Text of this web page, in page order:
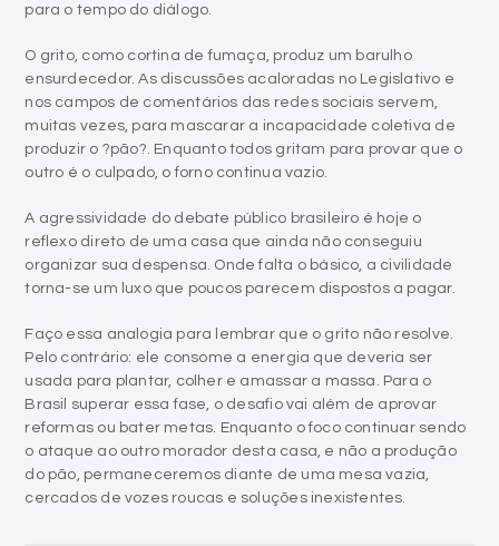
para o tempo do diálogo.
O grito, como cortina de fumaça, produz um barulho
ensurdecedor. As discussões acaloradas no Legislativo e
nos campos de comentários das redes sociais servem,
muitas vezes, para mascarar a incapacidade coletiva de
produzir o ?pão?. Enquanto todos gritam para provar que o
outro é o culpado, o forno continua vazio.
A agressividade do debate público brasileiro é hoje o
reflexo direto de uma casa que ainda não conseguiu
organizar sua despensa. Onde falta o básico, a civilidade
torna-se um luxo que poucos parecem dispostos a pagar.
Faço essa analogia para lembrar que o grito não resolve.
Pelo contrário: ele consome a energia que deveria ser
usada para plantar, colher e amassar a massa. Para o
Brasil superar essa fase, o desafio vai além de aprovar
reformas ou bater metas. Enquanto o foco continuar sendo
o ataque ao outro morador desta casa, e não a produção
do pão, permaneceremos diante de uma mesa vazia,
cercados de vozes roucas e soluções inexistentes.